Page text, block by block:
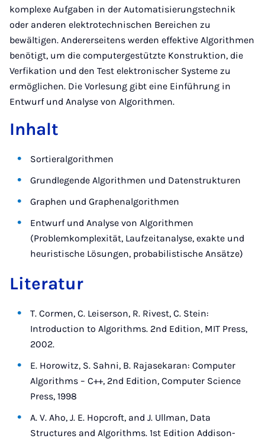
komplexe Aufgaben in der Automatisierungstechnik
oder anderen elektrotechnischen Bereichen zu
bewältigen. Andererseitens werden effektive Algorithmen
benötigt, um die computergestützte Konstruktion, die
Verfikation und den Test elektronischer Systeme zu
ermöglichen. Die Vorlesung gibt eine Einführung in
Entwurf und Analyse von Algorithmen.
Inhalt
Sortieralgorithmen
Grundlegende Algorithmen und Datenstrukturen
Graphen und Graphenalgorithmen
Entwurf und Analyse von Algorithmen
(Problemkomplexität, Laufzeitanalyse, exakte und
heuristische Lösungen, probabilistische Ansätze)
Literatur
T. Cormen, C. Leiserson, R. Rivest, C. Stein:
Introduction to Algorithms. 2nd Edition, MIT Press,
2002.
E. Horowitz, S. Sahni, B. Rajasekaran: Computer
Algorithms – C++, 2nd Edition, Computer Science
Press, 1998
A. V. Aho, J. E. Hopcroft, and J. Ullman, Data
Structures and Algorithms. 1st Edition Addison-